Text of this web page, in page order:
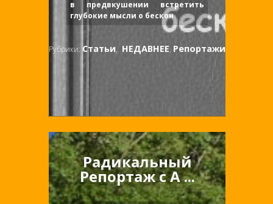
в предвкушении встретить
глубокие мысли о бескон
Рубрики: Статьи, НЕДАВНЕЕ, Репортажи
Радикальный
Репортаж с А ...